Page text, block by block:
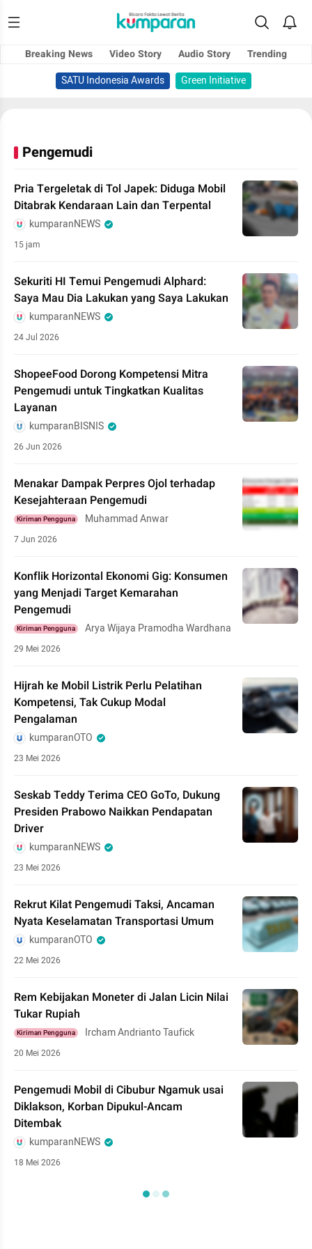
Breaking News Video Story Audio Story
Trending
SATU Indonesia Awards
Green Initiative
Pengemudi
Pria Tergeletak di Tol Japek: Diduga Mobil
Ditabrak Kendaraan Lain dan Terpental
kumparanNEWS
15 jam
Sekuriti HI Temui Pengemudi Alphard:
Saya Mau Dia Lakukan yang Saya Lakukan
kumparanNEWS
24 Jul 2026
ShopeeFood Dorong Kompetensi Mitra
Pengemudi untuk Tingkatkan Kualitas
Layanan
kumparanBISNIS
26 Jun 2026
Menakar Dampak Perpres Ojol terhadap
Kesejahteraan Pengemudi
Kiriman Pengguna Muhammad Anwar
7 Jun 2026
Konflik Horizontal Ekonomi Gig: Konsumen
yang Menjadi Target Kemarahan
Pengemudi
Kiriman Pengguna Arya Wijaya Pramodha Wardhana
29 Mei 2026
Hijrah ke Mobil Listrik Perlu Pelatihan
Kompetensi, Tak Cukup Modal
Pengalaman
kumparanOTO
23 Mei 2026
Seskab Teddy Terima CEO GoTo, Dukung
Presiden Prabowo Naikkan Pendapatan
Driver
kumparanNEWS
23 Mei 2026
Rekrut Kilat Pengemudi Taksi, Ancaman
Nyata Keselamatan Transportasi Umum
kumparanOTO
22 Mei 2026
Rem Kebijakan Moneter di Jalan Licin Nilai
Tukar Rupiah
Kiriman Pengguna Ircham Andrianto Taufick
20 Mei 2026
Pengemudi Mobil di Cibubur Ngamuk usai
Diklakson, Korban Dipukul-Ancam
Ditembak
kumparanNEWS
18 Mei 2026